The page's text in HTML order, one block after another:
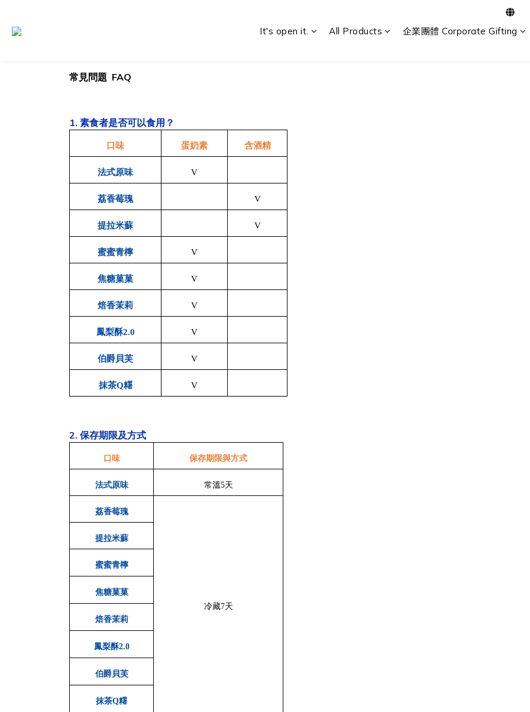
It's open it. All Products 企業團體 Corporate Gifting
常見問題 FAQ
1. 素食者是否可以食用？
口味 蛋奶素 含酒精
法式原味 V
荔香莓瑰 V
提拉米蘇 V
蜜蜜青檸 V
焦糖菓菓 V
焙香茉莉 V
鳳梨酥2.0 V
伯爵貝芙 V
抹茶Q糬 V
2. 保存期限及方式
口味 保存期限與方式
法式原味 常溫5天
荔香莓瑰
冷藏7天
提拉米蘇
蜜蜜青檸
焦糖菓菓
焙香茉莉
鳳梨酥2.0
伯爵貝芙
抹茶Q糬